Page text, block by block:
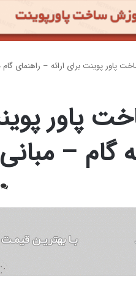
پاور پوینت برای ارائه – راهنمای گام
پاور
گام – مبانی